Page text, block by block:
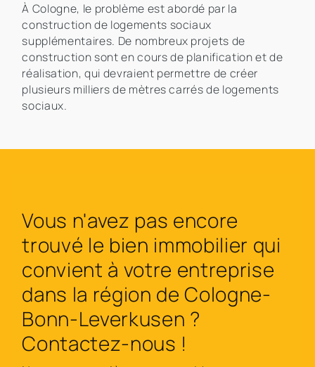
À Cologne, le problème est abordé par la
construction de logements sociaux
supplémentaires. De nombreux projets de
construction sont en cours de planification et de
réalisation, qui devraient permettre de créer
plusieurs milliers de mètres carrés de logements
sociaux.
Vous n'avez pas encore
trouvé le bien immobilier qui
convient à votre entreprise
dans la région de Cologne-
Bonn-Leverkusen ?
Contactez-nous !